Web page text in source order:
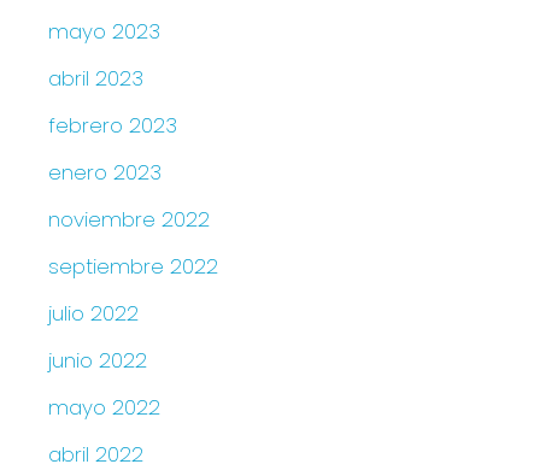
mayo 2023
abril 2023
febrero 2023
enero 2023
noviembre 2022
septiembre 2022
julio 2022
junio 2022
mayo 2022
abril 2022